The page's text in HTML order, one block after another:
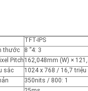
TFT-IPS
thước
8 ”4: 3
Pitch 162,048mm (W) ×
sắc
1024 x 768 / 16,7 triệu
350nits / 800: 1